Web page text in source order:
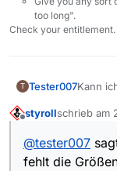
too long".
Check your
T Tester007Kann
styrollschrieb am
zuletzt
@tester007
fehlt die